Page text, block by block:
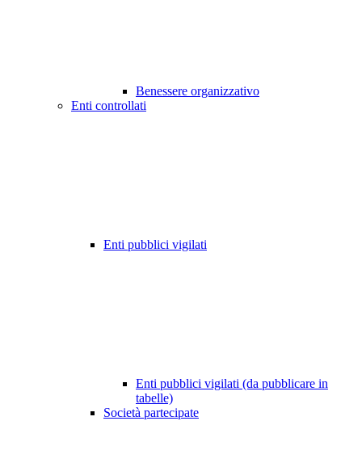
Benessere organizzativo
Enti controllati
Enti pubblici vigilati
Enti pubblici vigilati (da pubblicare in
tabelle)
Società partecipate